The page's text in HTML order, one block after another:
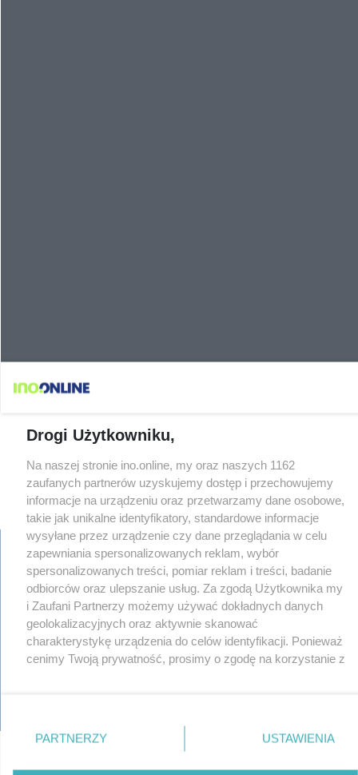
regulamin
reklama
redakcja
pliki cookies
prywatność
reklamacje
Drogi Użytkowniku,
Na naszej stronie ino.online, my oraz naszych 1162
zaufanych partnerów uzyskujemy dostęp i przechowujemy
informacje na urządzeniu oraz przetwarzamy dane osobowe,
takie jak unikalne identyfikatory, standardowe informacje
wysyłane przez urządzenie czy dane przeglądania w celu
zapewniania spersonalizowanych reklam, wybór
spersonalizowanych treści, pomiar reklam i treści, badanie
odbiorców oraz ulepszanie usług. Za zgodą Użytkownika my
i Zaufani Partnerzy możemy używać dokładnych danych
geolokalizacyjnych oraz aktywnie skanować
charakterystykę urządzenia do celów identyfikacji. Ponieważ
cenimy Twoją prywatność, prosimy o zgodę na korzystanie z
. Niektóre rodzaje przetwarzania
danych nie wymagają zgody użytkownika, ale masz prawo
PARTNERZY USTAWIENIA